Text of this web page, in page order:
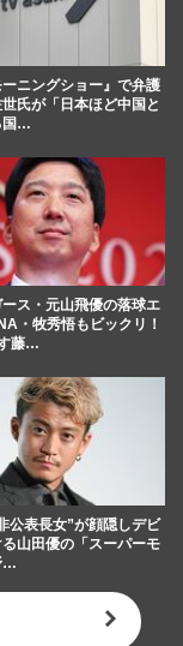
ニングショー』で弁護
氏が「日本ほど中国と
国…
ス・元山飛優の落球エ
・牧秀悟もビックリ！
藤…
公表長女”が顔隠しデビ
る山田優の「スーパーモ
…